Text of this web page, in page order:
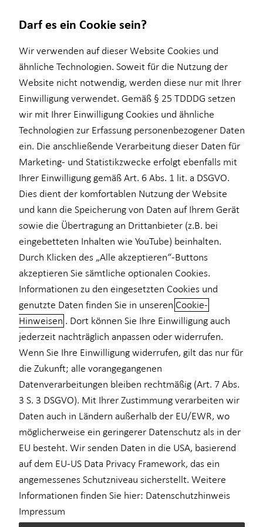
Über HORBACH
Kundenportal
Ganzheitliche Beratung
Altersvorsorge
Kapitalanlage Immobilien
für Medizinberufe
für Unternehmen
Private Krankenvorsorge
Einkommenssicherung
Optimal beraten mit Best-Select
Die Basis einer exzellenten Finanzberatung ist Vertrauen. Im
Mittelpunkt meiner Arbeit stehen ausschließlich Ihre Wünsche,
Träume und Pläne. So erkenne ich Ihren individuellen Bedarf –
und kann Sie anschließend immer passgenau beraten. Um aus
dem riesigen Angebot an Finanz- und Versicherungsinstrumenten
zuverlässig die passenden Lösungen zu filtern, nutze ich das Best-
Ich greife auf die Produktvielfalt einer Vielzahl renommierter
Banken, Bausparkassen, Immobilienanbieter, Versicherungen
und Investmenthäuser zurück. Dabei kommt aber nicht jedes
Angebot infrage. Sämtliche Produkte unserer
Partnergesellschaften werden von unseren Expertinnen und
Darf es ein Cookie sein?
Wir verwenden auf dieser Website Cookies und
ähnliche Technologien. Soweit für die Nutzung der
Website nicht notwendig, werden diese nur mit Ihrer
Einwilligung verwendet. Gemäß § 25 TDDDG setzen
wir mit Ihrer Einwilligung Cookies und ähnliche
Technologien zur Erfassung personenbezogener Daten
ein. Die anschließende Verarbeitung dieser Daten für
Marketing- und Statistikzwecke erfolgt ebenfalls mit
Ihrer Einwilligung gemäß Art. 6 Abs. 1 lit. a DSGVO.
Dies dient der komfortablen Nutzung der Website
und kann die Speicherung von Daten auf Ihrem Gerät
sowie die Übertragung an Drittanbieter (z.B. bei
eingebetteten Inhalten wie YouTube) beinhalten.
Durch Klicken des „Alle akzeptieren“-Buttons
akzeptieren Sie sämtliche optionalen Cookies.
Informationen zu den eingesetzten Cookies und
genutzte Daten finden Sie in unseren Cookie-
Hinweisen . Dort können Sie Ihre Einwilligung auch
jederzeit nachträglich anpassen oder widerrufen.
Wenn Sie Ihre Einwilligung widerrufen, gilt das nur für
die Zukunft; alle vorangegangenen
Datenverarbeitungen bleiben rechtmäßig (Art. 7 Abs.
3 S. 3 DSGVO). Mit Ihrer Zustimmung verarbeiten wir
Daten auch in Ländern außerhalb der EU/EWR, wo
möglicherweise ein geringerer Datenschutz als in der
EU besteht. Wir senden Daten in die USA, basierend
auf dem EU-US Data Privacy Framework, das ein
angemessenes Schutzniveau sicherstellt. Weitere
Informationen finden Sie hier: Datenschutzhinweis
Impressum